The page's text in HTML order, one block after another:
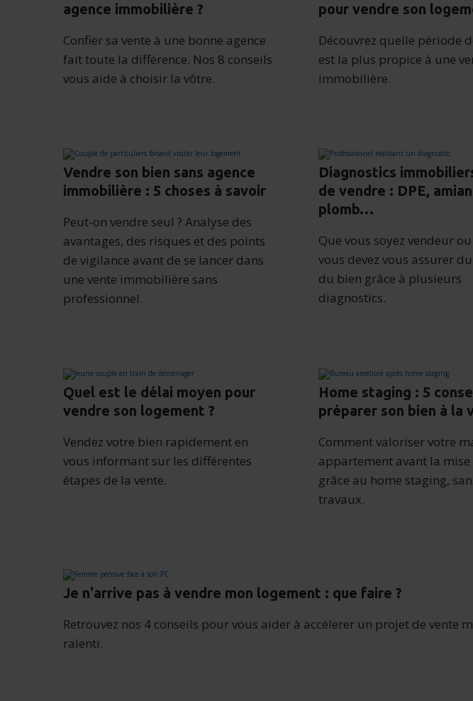
agence immobilière ?
Confier sa vente à une bonne agence
fait toute la différence. Nos 8 conseils
vous aide à choisir la vôtre.
pour vendre son
Découvrez quelle période
est la plus propice à une
immobilière.
Vendre son bien sans agence
immobilière : 5 choses à savoir
Peut-on vendre seul ? Analyse des
avantages, des risques et des points
de vigilance avant de se lancer dans
une vente immobilière sans
professionnel.
Diagnostics
de vendre : DPE,
plomb…
Que vous soyez vendeur
vous devez vous assurer
du bien grâce à plusieurs
diagnostics.
Quel est le délai moyen pour
vendre son logement ?
Vendez votre bien rapidement en
vous informant sur les différentes
étapes de la vente.
Home staging : 5
préparer son bien à la
Comment valoriser votre
appartement avant la mise
grâce au home staging,
travaux.
Je n'arrive pas à vendre mon logement : que faire ?
Retrouvez nos 4 conseils pour vous aider à accélerer un projet de vente
ralenti.